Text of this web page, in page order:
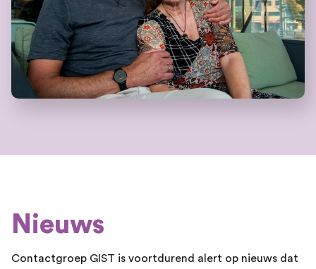
Nieuws
Contactgroep GIST is voortdurend alert op nieuws dat